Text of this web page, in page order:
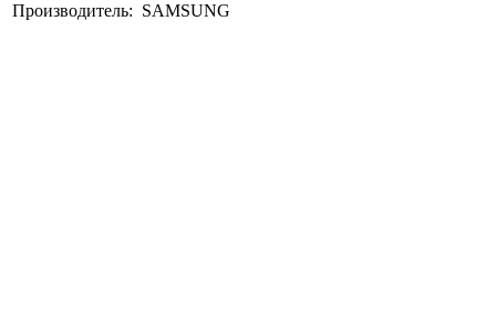
Производитель: SAMSUNG